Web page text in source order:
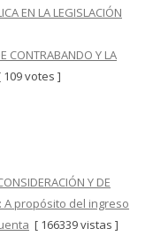
EN LA LEGISLACIÓN
CONTRABANDO Y LA
109 votes ]
Y DE
A propósito del ingreso
[ 166339 vistas ]